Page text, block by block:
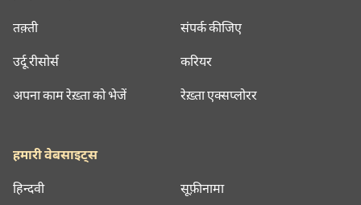
तक़्ती
उर्दू रीसोर्स
अपना काम रेख़्ता को भेजें
संपर्क कीजिए
करियर
रेख़्ता एक्सप्लोरर
हमारी वेबसाइट्स
हिन्दवी सूफ़ीनामा